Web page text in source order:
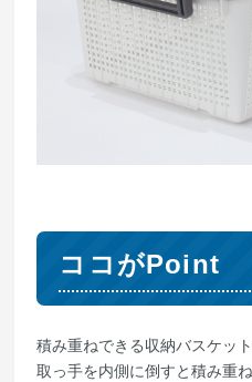
ココがPoint
積み重ねできる収納バスケット
取っ手を内側に倒すと積み重